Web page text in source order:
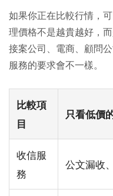
如果你正在比較行情，
理價格不是越貴越好，
接案公司、電商、顧問
服務的要求會不一樣。
比較項
目
只看低價
收信服
務
公文漏收